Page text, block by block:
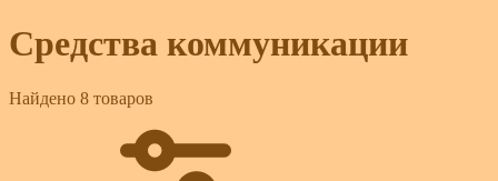
Средства коммуникации
Найдено 8 товаров